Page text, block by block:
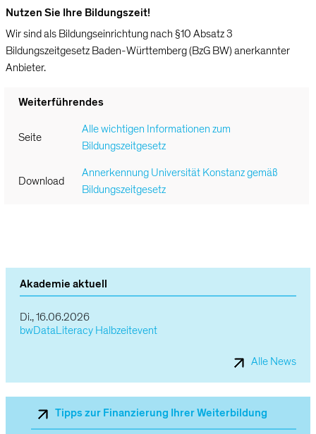
Nutzen Sie Ihre Bildungszeit!
Wir sind als Bildungseinrichtung nach §10 Absatz 3
Bildungszeitgesetz Baden-Württemberg (BzG BW) anerkannter
Anbieter.
Weiterführendes
Seite
Alle wichtigen Informationen zum
Bildungszeitgesetz
Download
Annerkennung Universität Konstanz gemäß
Bildungszeitgesetz
Überblick
Akademie aktuell
Di., 16.06.2026
bwDataLiteracy Halbzeitevent
Alle News
Sekundärnavigation_Mobile
Tipps zur Finanzierung Ihrer Weiterbildung